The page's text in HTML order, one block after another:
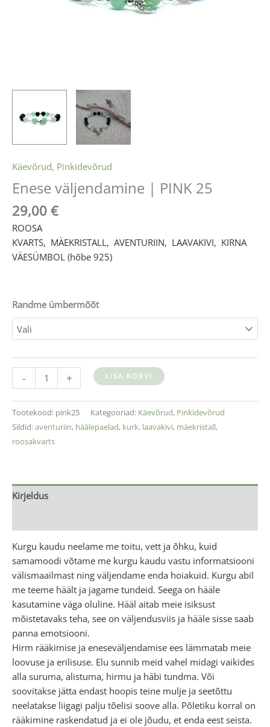
Käevõrud, Pinkidevõrud
Enese väljendamine | PINK 25
29,00 €
ROOSA
KVARTS, MÄEKRISTALL, AVENTURIIN, LAAVAKIVI, KIRNA
VÄESÜMBOL (hõbe 925)
Randme ümbermõõt
- + LISA KORVI
Tootekood: pink25 Kategooriad: Käevõrud, Pinkidevõrud
Sildid:aventuriin, häälepaelad, kurk, laavakivi, mäekristall,
roosakvarts
Kirjeldus
Kurgu kaudu neelame me toitu, vett ja õhku, kuid
samamoodi võtame me kurgu kaudu vastu informatsiooni
välismaailmast ning väljendame enda hoiakuid. Kurgu abil
me teeme häält ja jagame tundeid. Seega on hääle
kasutamine väga oluline. Hääl aitab meie isiksust
mõistetavaks teha, see on väljendusviis ja hääle sisse saab
panna emotsiooni.
Hirm rääkimise ja eneseväljendamise ees lämmatab meie
loovuse ja erilisuse. Elu sunnib meid vahel midagi vaikides
alla suruma, alistuma, hirmu ja häbi tundma. Või
soovitakse jätta endast hoopis teine mulje ja seetõttu
neelatakse liigagi palju tõelisi soove alla. Põletiku korral on
rääkimine raskendatud ja ei ole jõudu, et enda eest seista.